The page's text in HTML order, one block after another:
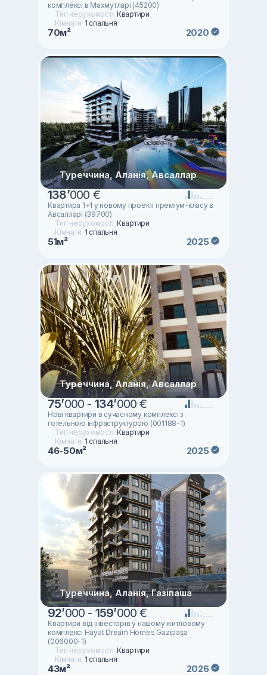
комплексі в Махмутларі (45200)
Тип нерухомості: Квартири
Кімнати: 1 спальня
70м² 2020
Туреччина, Аланія, Авсаллар
138’000 €
Квартира 1+1 у новому проекті преміум-класу в
Авсалларі (39700)
Тип нерухомості: Квартири
Кімнати: 1 спальня
51м² 2025
Туреччина, Аланія, Авсаллар
75’000 - 134’000 €
Нові квартири в сучасному комплексі з
готельною інфраструктурою (001188-1)
Тип нерухомості: Квартири
Кімнати: 1 спальня
46-50м² 2025
Туреччина, Аланія, Газіпаша
92’000 - 159’000 €
Квартири від інвесторів у нашому житловому
комплексі Hayat Dream Homes Gazipaşa
(006000-1)
Тип нерухомості: Квартири
Кімнати: 1 спальня
43м² 2026